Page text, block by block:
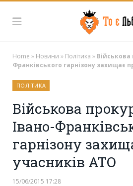
Home » Новини » Політика » Військова
Франківського гарнізону захищає
ПОЛІТИКА
Військова
Івано-
гарнізону
учасників АТО
15/06/2015 17:28